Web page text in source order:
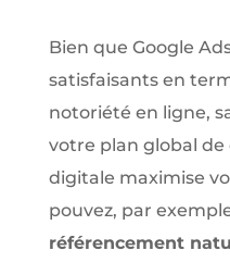
Bien que Google
satisfaisants en
notoriété en ligne,
votre plan global
digitale maximise
pouvez, par
référencement